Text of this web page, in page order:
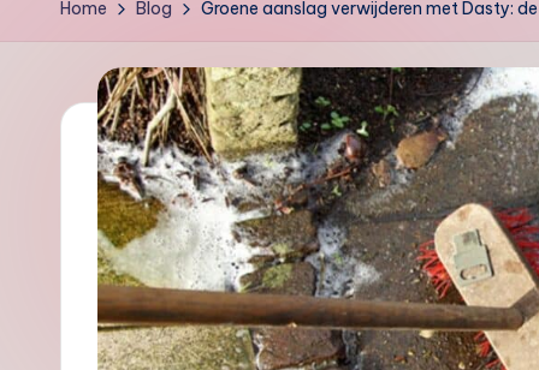
e
d
nl
Home Blog Groene aanslag verwijderen met Dasty: